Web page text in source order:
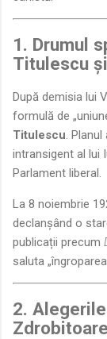
1. Drumul
Titulescu
După demisia lui
formulă de
Titulescu.
intransigent al lui
Parlament liberal.
La 8 noiembrie
declanșând o
publicații precum
saluta
2.
Zdrobitoare